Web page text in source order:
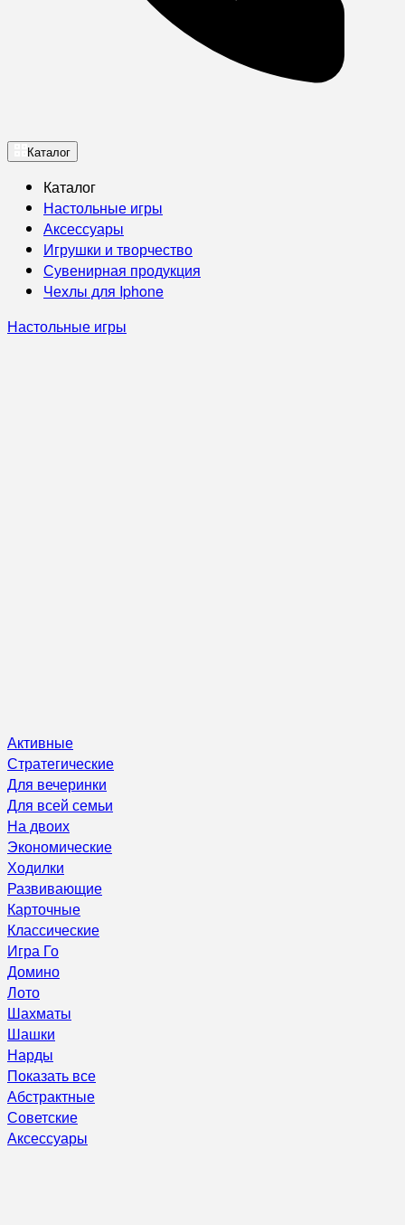
Каталог
Каталог
Настольные игры
Аксессуары
Игрушки и творчество
Сувенирная продукция
Чехлы для Iphone
Настольные игры
Активные
Стратегические
Для вечеринки
Для всей семьи
На двоих
Экономические
Ходилки
Развивающие
Карточные
Классические
Игра Го
Домино
Лото
Шахматы
Шашки
Нарды
Показать все
Абстрактные
Советские
Аксессуары